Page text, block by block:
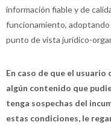
información fiable y de
funcionamiento,
punto de vista jurídico-
En caso de que el
algún contenido que
tenga sospechas del
estas condiciones, le